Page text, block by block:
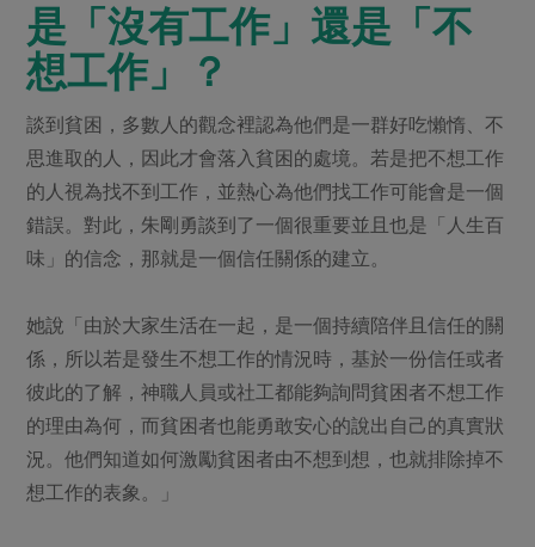
是「沒有工作」還是「不
想工作」？
談到貧困，多數人的觀念裡認為他們是一群好吃懶惰、不
思進取的人，因此才會落入貧困的處境。若是把不想工作
的人視為找不到工作，並熱心為他們找工作可能會是一個
錯誤。對此，朱剛勇談到了一個很重要並且也是「人生百
味」的信念，那就是一個信任關係的建立。
她說「由於大家生活在一起，是一個持續陪伴且信任的關
係，所以若是發生不想工作的情況時，基於一份信任或者
彼此的了解，神職人員或社工都能夠詢問貧困者不想工作
的理由為何，而貧困者也能勇敢安心的說出自己的真實狀
況。他們知道如何激勵貧困者由不想到想，也就排除掉不
想工作的表象。」